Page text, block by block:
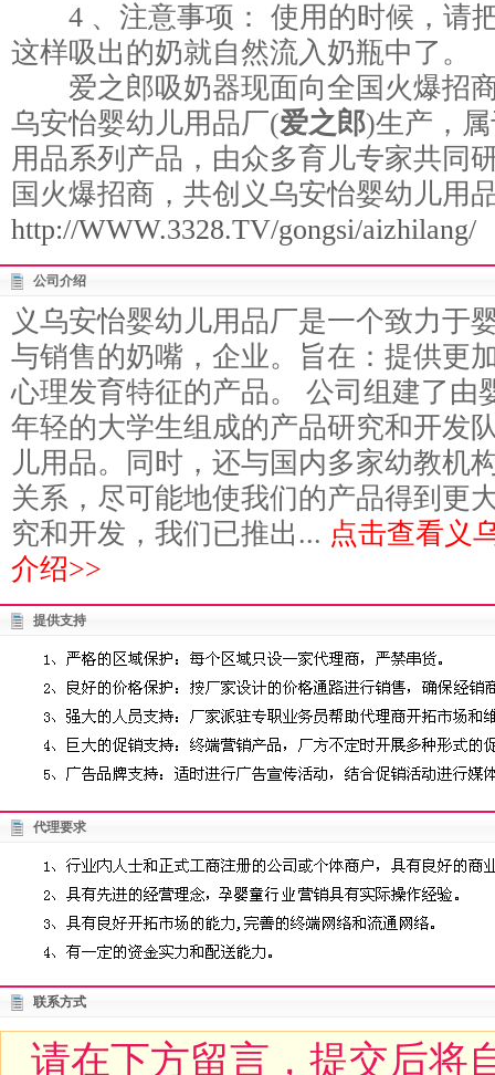
4 、注意事项： 使用的时候，请
这样吸出的奶就自然流入奶瓶中了。
爱之郎吸奶器现面向全国火爆招
乌安怡婴幼儿用品厂(爱之郎)生产，
用品系列产品，由众多育儿专家共同
国火爆招商，共创义乌安怡婴幼儿用
http://WWW.3328.TV/gongsi/aizhilang/
公司介绍
义乌安怡婴幼儿用品厂是一个致力于
与销售的奶嘴，企业。旨在：提供更
心理发育特征的产品。 公司组建了由
年轻的大学生组成的产品研究和开发
儿用品。同时，还与国内多家幼教机
关系，尽可能地使我们的产品得到更
究和开发，我们已推出... 点击查看义
介绍>>
提供支持
代理要求
联系方式
请在下方留言，提交后将